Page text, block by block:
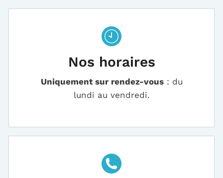
Nos horaires
Uniquement sur rendez-vous: du
lundi au vendredi.